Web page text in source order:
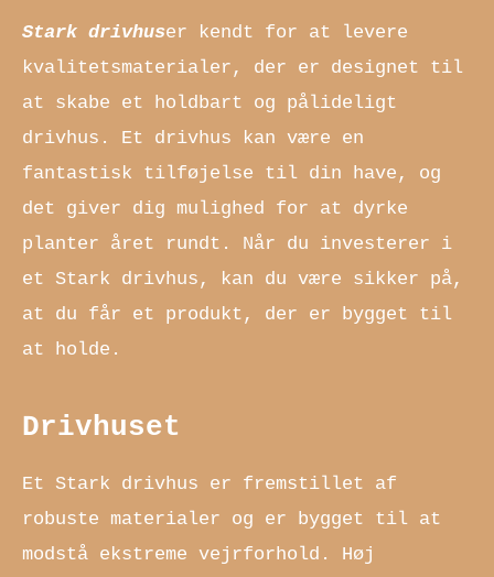
Stark drivhuser kendt for at levere
kvalitetsmaterialer, der er designet til
at skabe et holdbart og pålideligt
drivhus. Et drivhus kan være en
fantastisk tilføjelse til din have, og
det giver dig mulighed for at dyrke
planter året rundt. Når du investerer i
et Stark drivhus, kan du være sikker på,
at du får et produkt, der er bygget til
at holde.
Drivhuset
Et Stark drivhus er fremstillet af
robuste materialer og er bygget til at
modstå ekstreme vejrforhold. Høj